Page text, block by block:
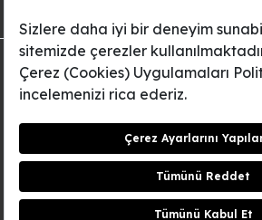
© Filli Boya 2026. Tüm Hakları